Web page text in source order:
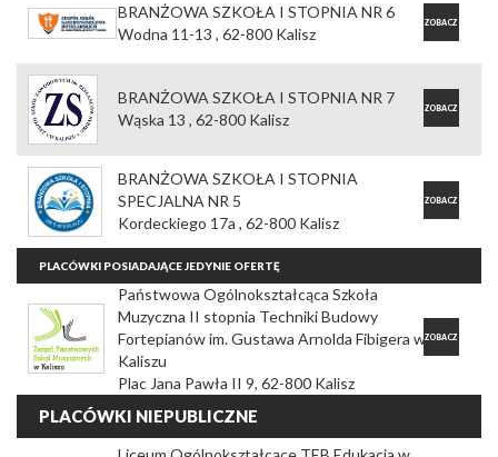
BRANŻOWA SZKOŁA I STOPNIA NR 6
Wodna 11-13 , 62-800 Kalisz
ZOBACZ
BRANŻOWA SZKOŁA I STOPNIA NR 7
Wąska 13 , 62-800 Kalisz
ZOBACZ
BRANŻOWA SZKOŁA I STOPNIA
SPECJALNA NR 5
Kordeckiego 17a , 62-800 Kalisz
ZOBACZ
PLACÓWKI POSIADAJĄCE JEDYNIE OFERTĘ
Państwowa Ogólnokształcąca Szkoła
Muzyczna II stopnia Techniki Budowy
Fortepianów im. Gustawa Arnolda Fibigera w
Kaliszu
Plac Jana Pawła II 9, 62-800 Kalisz
ZOBACZ
PLACÓWKI NIEPUBLICZNE